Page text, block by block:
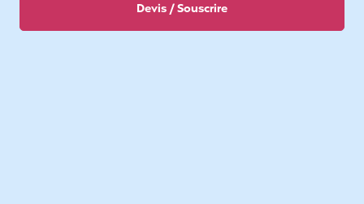
Devis / Souscrire